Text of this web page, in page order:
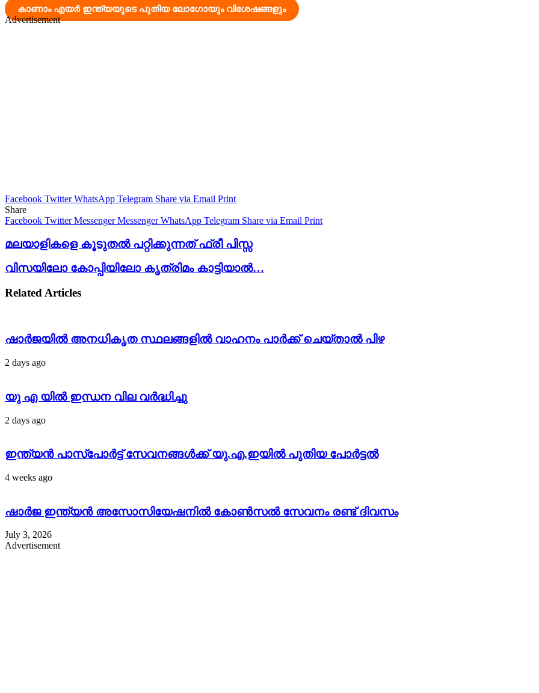
കാണാം എയർ ഇന്ത്യയുടെ പുതിയ ലോഗോയും വിശേഷങ്ങളും
Advertisement
Facebook Twitter WhatsApp Telegram Share via Email Print
Share
Facebook Twitter Messenger Messenger WhatsApp Telegram Share via Email Print
മലയാളികളെ കൂടുതൽ പറ്റിക്കുന്നത് ഫ്രീ പിസ്സ
വിസയിലോ കോപ്പിയിലോ കൃത്രിമം കാട്ടിയാൽ…
Related Articles
ഷാർജയിൽ അനധികൃത സ്ഥലങ്ങളിൽ വാഹനം പാർക്ക് ചെയ്താൽ പിഴ
2 days ago
യു എ യിൽ ഇന്ധന വില വർദ്ധിച്ചു
2 days ago
ഇന്ത്യൻ പാസ്പോർട്ട് സേവനങ്ങൾക്ക് യു.എ.ഇയിൽ പുതിയ പോർട്ടൽ
4 weeks ago
ഷാർജ ഇന്ത്യൻ അസോസിയേഷനിൽ കോൺസൽ സേവനം രണ്ട് ദിവസം
July 3, 2026
Advertisement